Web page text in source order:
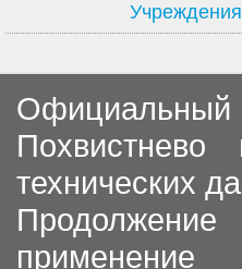
Учреждения
технических